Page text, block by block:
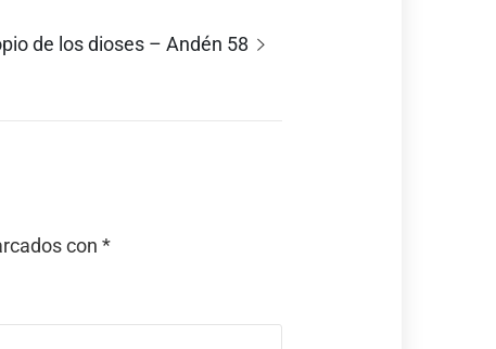
de los dioses – Andén 58
con *